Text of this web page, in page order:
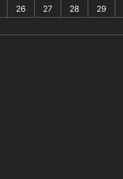
26 27 28 29